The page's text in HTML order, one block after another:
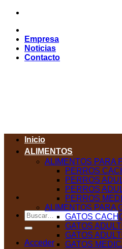
Saltar
contenido
Empresa
Noticias
Contacto
Buscar
por:
Acceder
Inicio
ALIMENTOS
ALIMENTOS PARA
PERROS
PERROS
PERROS
PERROS
ALIMENTOS PARA
GATOS
GATOS
GATOS
GATOS